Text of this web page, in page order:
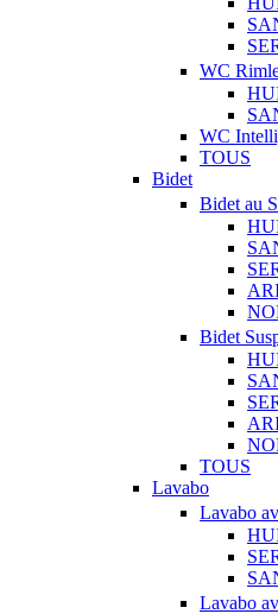
WC
WC
TOUS
Bidet
Bidet au
Bidet
TOUS
Lavabo
Lavabo
Lavabo